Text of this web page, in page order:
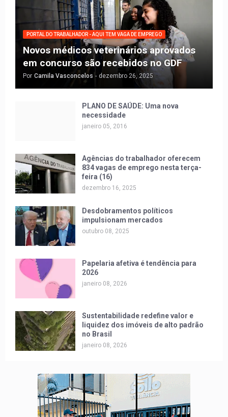
PORTAL DO TRABALHADOR - AQUI TEM VAGA DE EMPREGO
Novos médicos veterinários aprovados
em concurso são recebidos no GDF
Por Camila Vasconcelos - dezembro 26, 2025
PLANO DE SAÚDE: Uma nova
necessidade
janeiro 05, 2016
Agências do trabalhador oferecem
834 vagas de emprego nesta terça-
feira (16)
dezembro 16, 2025
Desdobramentos políticos
impulsionam mercados
outubro 08, 2025
Papelaria afetiva é tendência para
2026
janeiro 08, 2026
Sustentabilidade redefine valor e
liquidez dos imóveis de alto padrão
no Brasil
janeiro 08, 2026